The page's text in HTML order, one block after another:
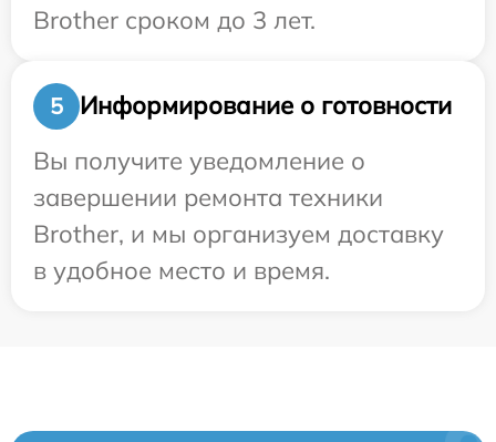
Brother сроком до 3 лет.
5
Информирование о готовности
Вы получите уведомление о
завершении ремонта техники
Brother, и мы организуем доставку
в удобное место и время.